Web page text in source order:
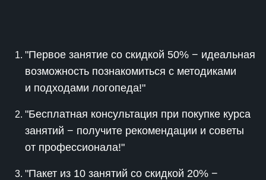
"Первое занятие со скидкой 50% − идеальная
возможность познакомиться с методиками
и подходами логопеда!"
"Бесплатная консультация при покупке курса
занятий − получите рекомендации и советы
от профессионала!"
"Пакет из 10 занятий со скидкой 20% −